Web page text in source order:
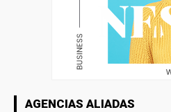
AGENCIAS ALIADAS